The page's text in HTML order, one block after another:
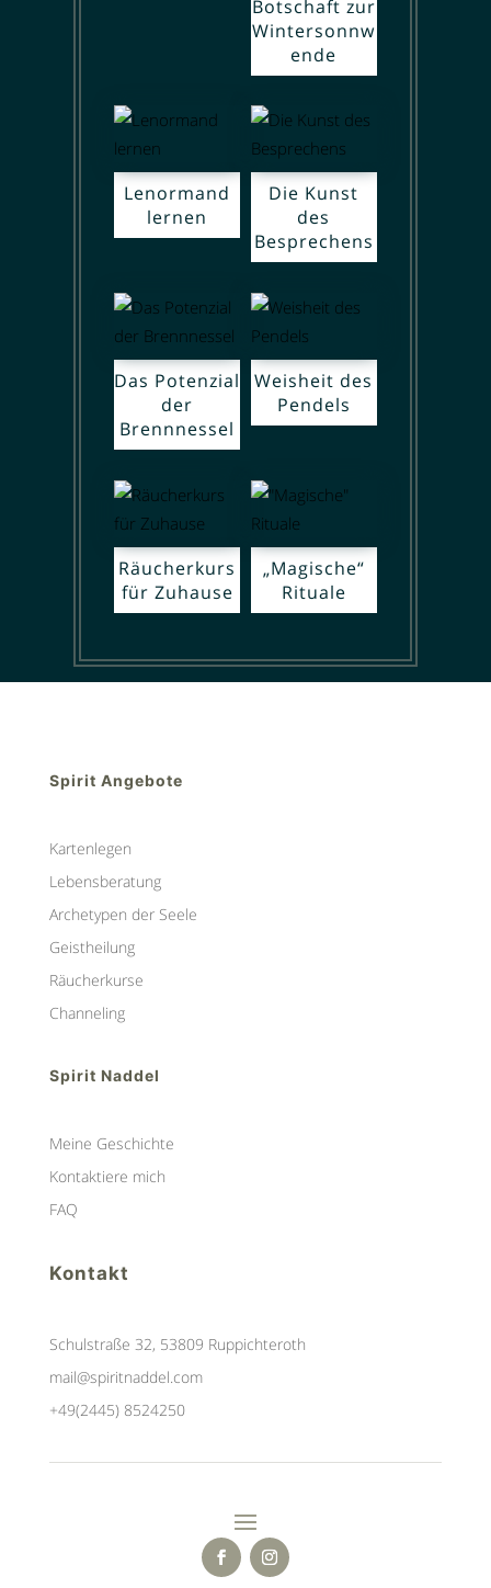
Botschaft zur
Wintersonnw
ende
Lenormand
lernen
Die Kunst
des
Besprechens
Das Potenzial
der
Brennnessel
Weisheit des
Pendels
Räucherkurs
für Zuhause
„Magische“
Rituale
Spirit Angebote
Kartenlegen
Lebensberatung
Archetypen der Seele
Geistheilung
Räucherkurse
Channeling
Spirit Naddel
Meine Geschichte
Kontaktiere mich
FAQ
Kontakt
Schulstraße 32, 53809 Ruppichteroth
mail@spiritnaddel.com
+49(2445) 8524250